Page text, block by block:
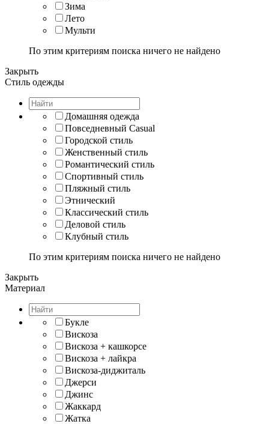
Зима
Лето
Мульти
По этим критериям поиска ничего не найдено
Закрыть
Стиль одежды
Домашняя одежда
Повседневный Casual
Городской стиль
Женственный стиль
Романтический стиль
Спортивный стиль
Пляжный стиль
Этнический
Классический стиль
Деловой стиль
Клубный стиль
По этим критериям поиска ничего не найдено
Закрыть
Материал
Букле
Вискоза
Вискоза + кашкорсе
Вискоза + лайкра
Вискоза-диджиталь
Джерси
Джинс
Жаккард
Жатка